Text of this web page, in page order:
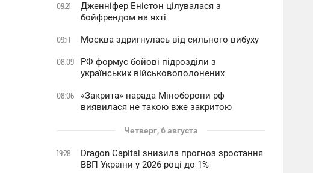
09:21
Дженніфер Еністон цілувалася з
бойфрендом на яхті
09:11 Москва здригнулась від сильного вибуху
08:09
РФ формує бойові підрозділи з
українських військовополонених
08:06
«Закрита» нарада Міноборони рф
виявилася не такою вже закритою
Четверг, 6 августа
19:28
Dragon Capital знизила прогноз зростання
ВВП України у 2026 році до 1%